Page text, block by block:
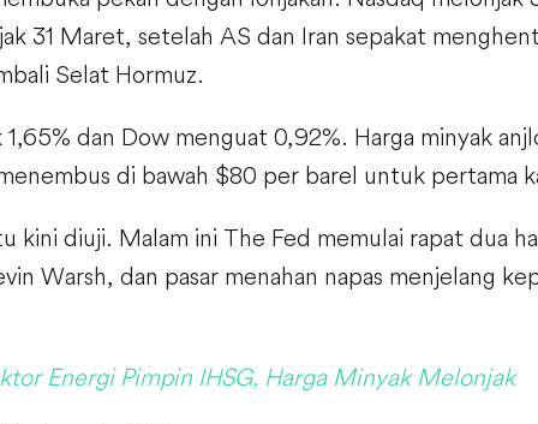
31 Maret, setelah AS dan Iran sepakat
Selat Hormuz.
dan Dow menguat 0,92%. Harga minyak
di bawah $80 per barel untuk pertama
kini diuji. Malam ini The Fed memulai rapat dua
Warsh, dan pasar menahan napas menjelang
Energi Pimpin IHSG, Harga Minyak Melonjak